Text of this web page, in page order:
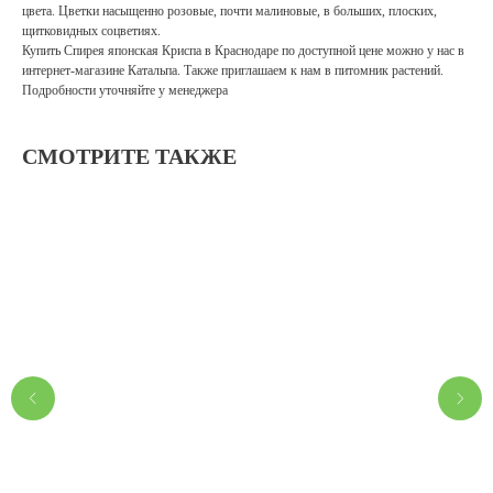
цвета. Цветки насыщенно розовые, почти малиновые, в больших, плоских,
щитковидных соцветиях.
Купить Спирея японская Криспа в Краснодаре по доступной цене можно у нас в
интернет-магазине Катальпа. Также приглашаем к нам в питомник растений.
Подробности уточняйте у менеджера
СМОТРИТЕ ТАКЖЕ